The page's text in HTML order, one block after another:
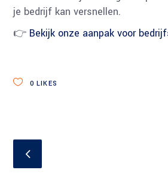
je bedrijf kan versnellen.
👉 Bekijk onze aanpak voor
0 LIKES